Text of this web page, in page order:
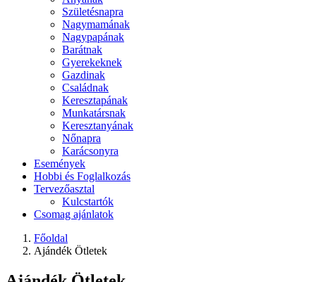
Születésnapra
Nagymamának
Nagypapának
Barátnak
Gyerekeknek
Gazdinak
Családnak
Keresztapának
Munkatársnak
Keresztanyának
Nőnapra
Karácsonyra
Események
Hobbi és Foglalkozás
Tervezőasztal
Kulcstartók
Csomag ajánlatok
Főoldal
Ajándék Ötletek